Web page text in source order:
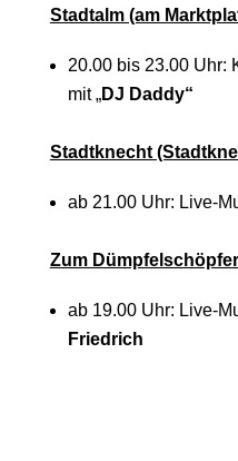
Stadtalm (am
20.00 bis 23.00 Uhr:
mit „DJ Daddy“
Stadtknecht
ab 21.00 Uhr: Live-
Zum
ab 19.00 Uhr: Live-
Friedrich